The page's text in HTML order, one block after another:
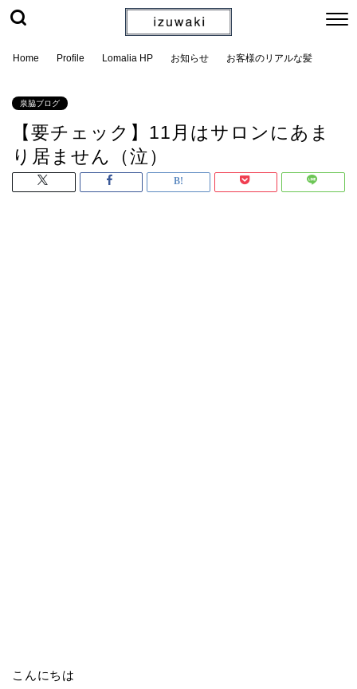
Home Profile Lomalia HP お知らせ お客様のリアルな髪
泉脇ブログ
【要チェック】11月はサロンにあま
り居ません（泣）
こんにちは